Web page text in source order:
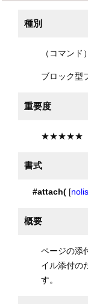
種別
（コマンド）
ブロック型
重要度
★★★★★
書式
#attach([
概要
ページの添
イル添付の
す。